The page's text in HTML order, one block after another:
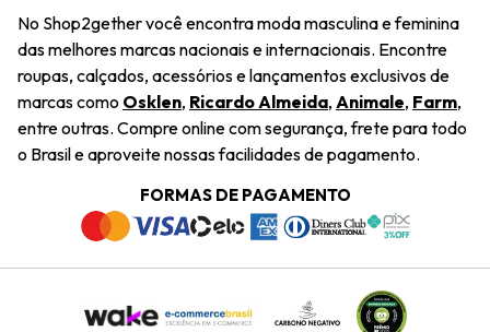
Saiu na Mídia
Sustentabilidade
Navegando
Termos e Condições
Trabalhe Conosco
Regulamento e Promoções
Wishlist
Troca Fácil
Restituição de Pagamento
Dúvidas Frequentes
Termos e Condições
Política de Privacidade
No Shop2gether você encontra moda masculina e feminina
das melhores marcas nacionais e internacionais. Encontre
roupas, calçados, acessórios e lançamentos exclusivos de
marcas como Osklen, Ricardo Almeida, Animale, Farm,
entre outras. Compre online com segurança, frete para todo
o Brasil e aproveite nossas facilidades de pagamento.
FORMAS DE PAGAMENTO